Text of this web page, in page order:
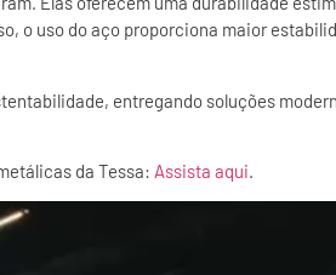
o uso do aço proporciona maior
entregando soluções
da Tessa: Assista aqui.